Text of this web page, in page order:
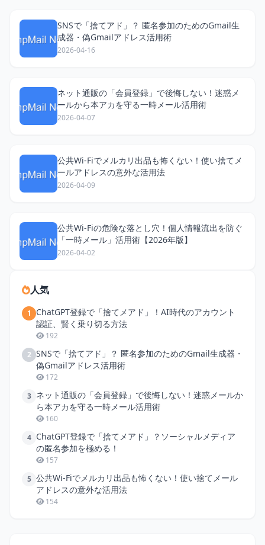
SNSで「捨てアド」？ 匿名参加のためのGmail生
成器・偽Gmailアドレス活用術
2026-04-16
ネット通販の「会員登録」で後悔しない！迷惑メ
ールから本アカを守る一時メール活用術
2026-04-07
公共Wi-Fiでメルカリ出品も怖くない！使い捨てメ
ールアドレスの意外な活用法
2026-04-09
公共Wi-Fiの危険な落とし穴！個人情報流出を防ぐ
「一時メール」活用術【2026年版】
2026-04-02
人気
1
ChatGPT登録で「捨てメアド」！AI時代のアカウント
認証、賢く乗り切る方法
192
2 SNSで「捨てアド」？ 匿名参加のためのGmail生成器・
偽Gmailアドレス活用術
172
3 ネット通販の「会員登録」で後悔しない！迷惑メールか
ら本アカを守る一時メール活用術
160
4 ChatGPT登録で「捨てメアド」？ソーシャルメディア
の匿名参加を極める！
157
5 公共Wi-Fiでメルカリ出品も怖くない！使い捨てメール
アドレスの意外な活用法
154